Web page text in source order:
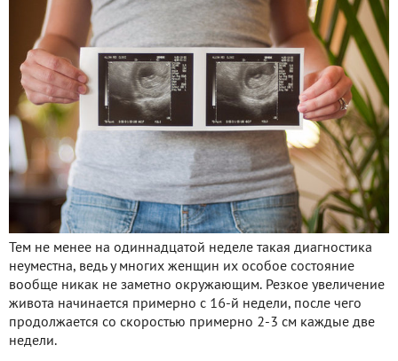
Тем не менее на одиннадцатой неделе такая диагностика
неуместна, ведь у многих женщин их особое состояние
вообще никак не заметно окружающим. Резкое увеличение
живота начинается примерно с 16-й недели, после чего
продолжается со скоростью примерно 2-3 см каждые две
недели.